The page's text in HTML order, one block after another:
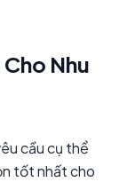
Nhu
cầu cụ thể
tốt nhất cho